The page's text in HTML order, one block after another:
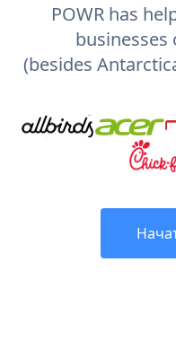
POWR has
businesses
(besides